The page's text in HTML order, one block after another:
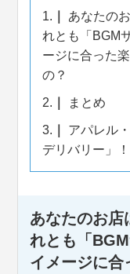
1.
あなたの
れとも「BGM
ージに合った
の？
2. まとめ
3.
アパレル
デリバリー」！
あなたのお店
れとも「
イメージに合